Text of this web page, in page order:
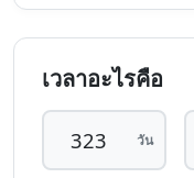
เวลาอะไรคือ
วัน